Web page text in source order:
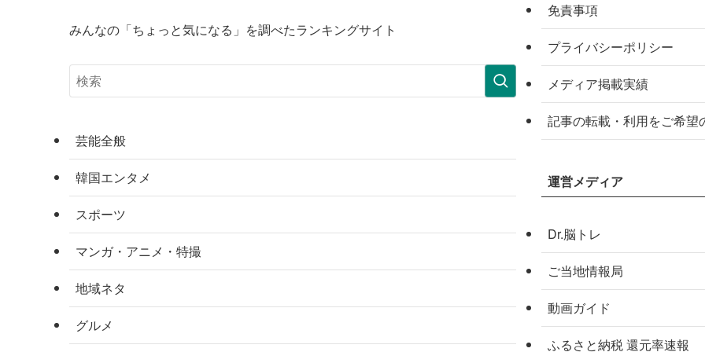
みんなの「ちょっと気になる」を調べたランキングサイト
芸能全般
韓国エンタメ
スポーツ
マンガ・アニメ・特撮
地域ネタ
グルメ
免責事項
プライバシーポリシー
メディア掲載実績
記事の転載・利用をご希望
運営メディア
Dr.脳トレ
ご当地情報局
動画ガイド
ふるさと納税 還元率速報